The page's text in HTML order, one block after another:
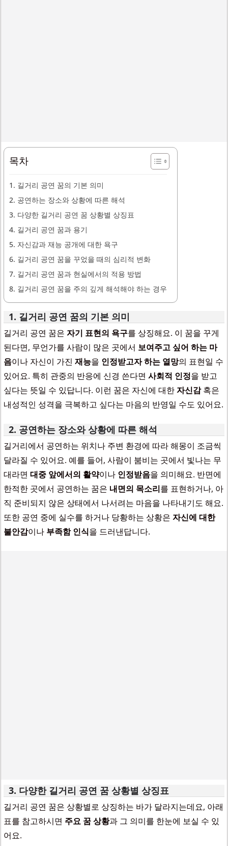
목차
1. 길거리 공연 꿈의 기본 의미
2. 공연하는 장소와 상황에 따른 해석
3. 다양한 길거리 공연 꿈 상황별 상징표
4. 길거리 공연 꿈과 용기
5. 자신감과 재능 공개에 대한 욕구
6. 길거리 공연 꿈을 꾸었을 때의 심리적 변화
7. 길거리 공연 꿈과 현실에서의 적용 방법
8. 길거리 공연 꿈을 주의 깊게 해석해야 하는 경우
1. 길거리 공연 꿈의 기본 의미
길거리 공연 꿈은 자기 표현의 욕구를 상징해요. 이 꿈을 꾸게
된다면, 무언가를 사람이 많은 곳에서 보여주고 싶어 하는 마
음이나 자신이 가진 재능을 인정받고자 하는 열망의 표현일 수
있어요. 특히 관중의 반응에 신경 쓴다면 사회적 인정을 받고
싶다는 뜻일 수 있답니다. 이런 꿈은 자신에 대한자신감혹은
내성적인 성격을 극복하고 싶다는 마음의 반영일 수도 있어요.
2. 공연하는 장소와 상황에 따른 해석
길거리에서 공연하는 위치나 주변 환경에 따라 해몽이 조금씩
달라질 수 있어요. 예를 들어, 사람이 붐비는 곳에서 빛나는 무
대라면 대중 앞에서의 활약이나 인정받음을 의미해요. 반면에
한적한 곳에서 공연하는 꿈은 내면의 목소리를 표현하거나, 아
직 준비되지 않은 상태에서 나서려는 마음을 나타내기도 해요.
또한 공연 중에 실수를 하거나 당황하는 상황은 자신에 대한
불안감이나 부족함 인식을 드러낸답니다.
3. 다양한 길거리 공연 꿈 상황별 상징표
길거리 공연 꿈은 상황별로 상징하는 바가 달라지는데요, 아래
표를 참고하시면 주요 꿈 상황과 그 의미를 한눈에 보실 수 있
어요.